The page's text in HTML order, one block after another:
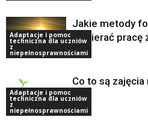
Adaptacje i pomoc
techniczna dla uczniów
z
niepełnosprawnościami
Jakie metody
wspierać pracę
Adaptacje i pomoc
techniczna dla uczniów
z
niepełnosprawnościami
Co to są